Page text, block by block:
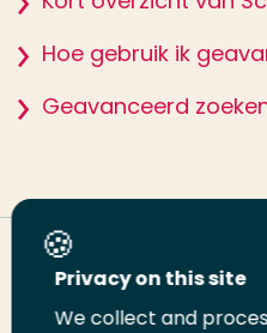
Hoe gebruik ik
Geavanceerd
Deel deze pagina
Privacy on this site
We collect and